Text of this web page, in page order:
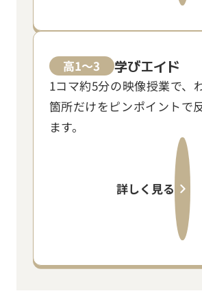
高1～3 学びエイド
1コマ約5分の映像授業で、
箇所だけをピンポイントで
ます。
詳しく見る